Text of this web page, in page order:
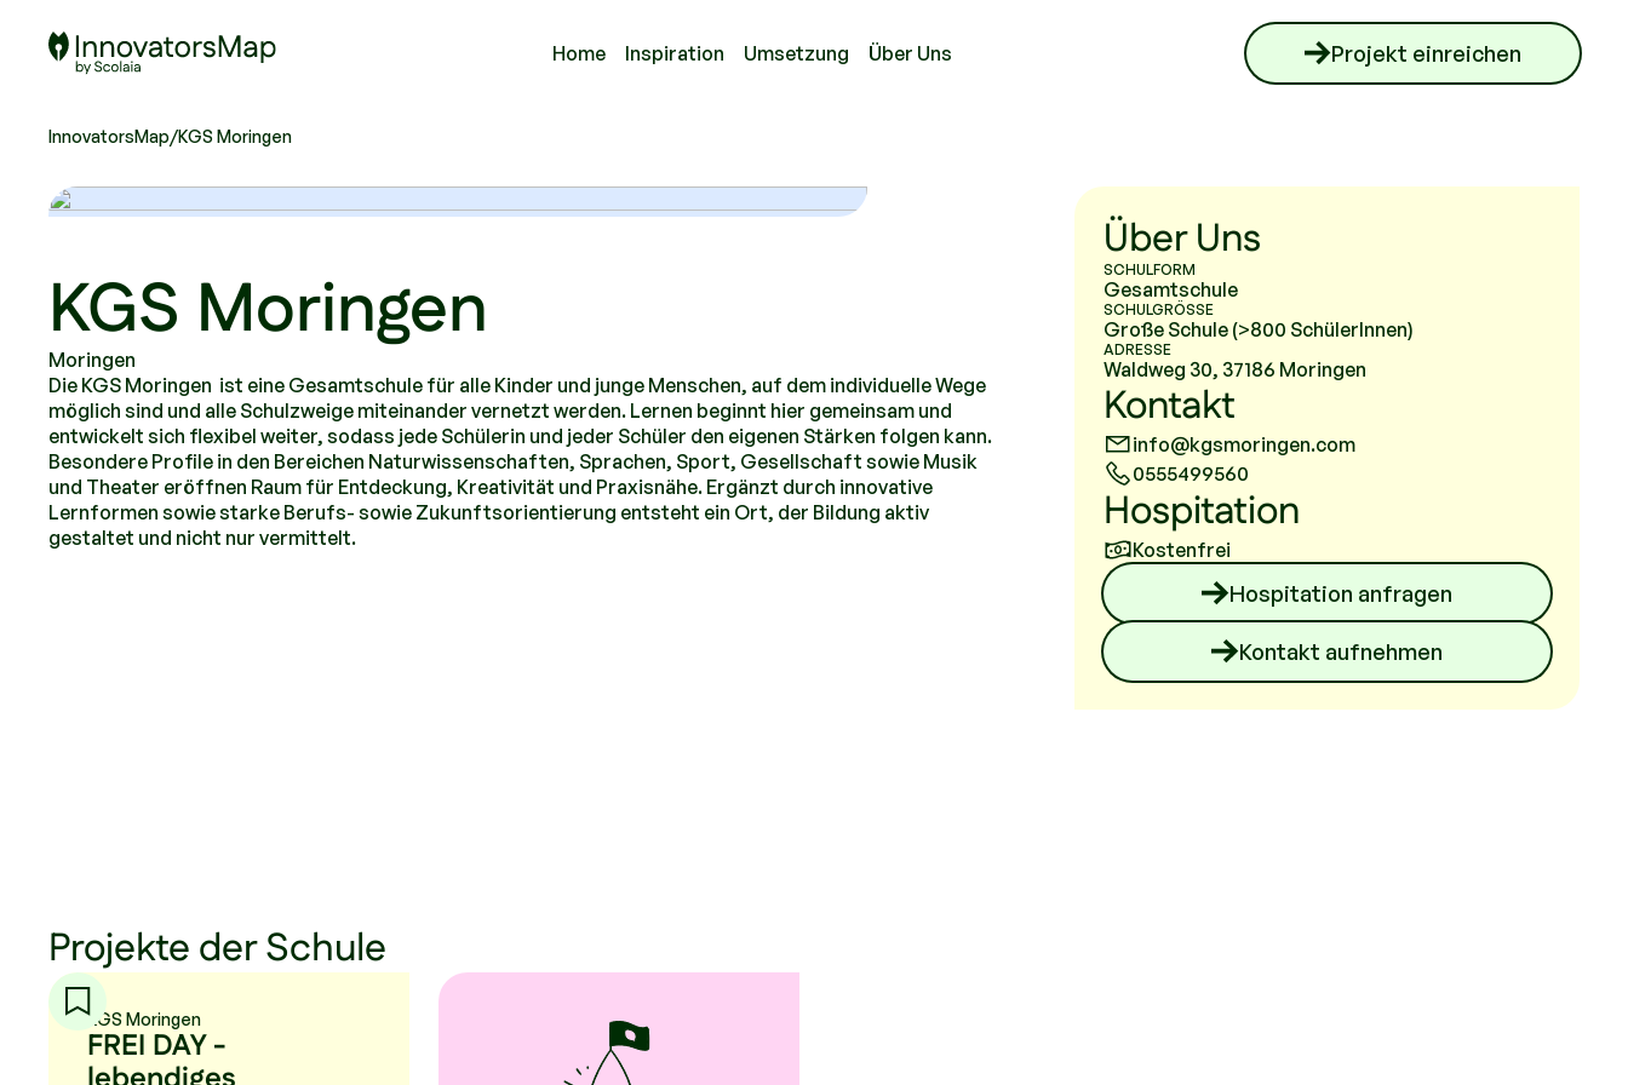
Home Inspiration Umsetzung Über Uns Projekt einreichen
InnovatorsMap/KGS Moringen
KGS Moringen
Moringen
Die KGS Moringen ist eine Gesamtschule für alle Kinder und junge Menschen, auf dem individuelle Wege
möglich sind und alle Schulzweige miteinander vernetzt werden. Lernen beginnt hier gemeinsam und
entwickelt sich flexibel weiter, sodass jede Schülerin und jeder Schüler den eigenen Stärken folgen kann.
Besondere Profile in den Bereichen Naturwissenschaften, Sprachen, Sport, Gesellschaft sowie Musik
und Theater eröffnen Raum für Entdeckung, Kreativität und Praxisnähe. Ergänzt durch innovative
Lernformen sowie starke Berufs- sowie Zukunftsorientierung entsteht ein Ort, der Bildung aktiv
gestaltet und nicht nur vermittelt.
Über Uns
SCHULFORM
Gesamtschule
SCHULGRÖSSE
Große Schule (>800 SchülerInnen)
ADRESSE
Waldweg 30, 37186 Moringen
Kontakt
info@kgsmoringen.com
0555499560
Hospitation
Kostenfrei
Hospitation anfragen
Kontakt aufnehmen
Projekte der Schule
KGS Moringen
FREI DAY -